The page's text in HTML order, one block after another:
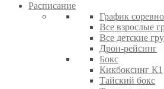
Расписание
График
Все взрослые
Все детские
Дрон-рейсинг
Бокс
Кикбоксинг К1
Тайский бокс